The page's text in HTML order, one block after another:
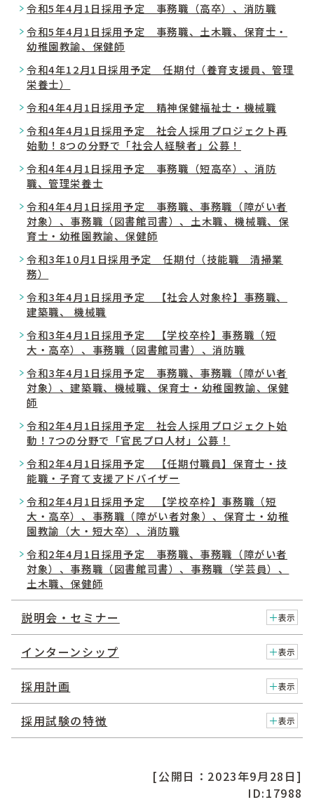
令和5年4月1日採用予定 事務職（高卒）、消防職
令和5年4月1日採用予定 事務職、土木職、保育士・
幼稚園教諭、保健師
令和4年12月1日採用予定 任期付（養育支援員、管理
栄養士）
令和4年4月1日採用予定 精神保健福祉士・機械職
令和4年4月1日採用予定 社会人採用プロジェクト再
始動！8つの分野で「社会人経験者」公募！
令和4年4月1日採用予定 事務職（短高卒）、消防
職、管理栄養士
令和4年4月1日採用予定 事務職、事務職（障がい者
対象）、事務職（図書館司書）、土木職、機械職、保
育士・幼稚園教諭、保健師
令和3年10月1日採用予定 任期付（技能職 清掃業
務）
令和3年4月1日採用予定 【社会人対象枠】事務職、
建築職、 機械職
令和3年4月1日採用予定 【学校卒枠】事務職（短
大・高卒）、事務職（図書館司書）、消防職
令和3年4月1日採用予定 事務職、事務職（障がい者
対象）、建築職、機械職、保育士・幼稚園教諭、保健
師
令和2年4月1日採用予定 社会人採用プロジェクト始
動！7つの分野で「官民プロ人材」公募！
令和2年4月1日採用予定 【任期付職員】保育士・技
能職・子育て支援アドバイザー
令和2年4月1日採用予定 【学校卒枠】事務職（短
大・高卒）、事務職（障がい者対象）、保育士・幼稚
園教諭（大・短大卒）、消防職
令和2年4月1日採用予定 事務職、事務職（障がい者
対象）、事務職（図書館司書）、事務職（学芸員）、
土木職、保健師
説明会・セミナー 表示
インターンシップ 表示
採用計画 表示
採用試験の特徴 表示
[公開日：2023年9月28日]
ID:17988